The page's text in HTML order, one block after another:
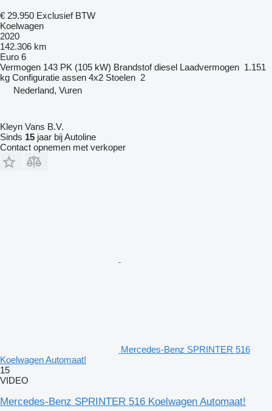
€ 29.950 Exclusief BTW
Koelwagen
2020
142.306 km
Euro 6
Vermogen 143 PK (105 kW) Brandstof diesel Laadvermogen 1.151
kg Configuratie assen 4x2 Stoelen 2
Nederland, Vuren
Kleyn Vans B.V.
Sinds 15 jaar bij Autoline
Contact opnemen met verkoper
Mercedes-Benz SPRINTER 516
Koelwagen Automaat!
15
VIDEO
Mercedes-Benz SPRINTER 516 Koelwagen Automaat!